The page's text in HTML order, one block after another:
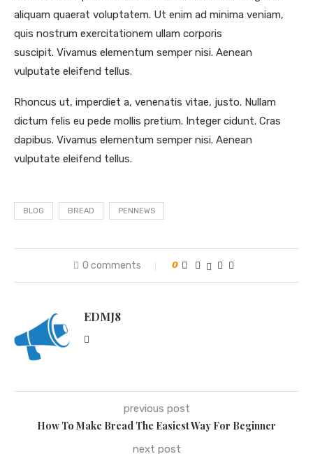
aliquam quaerat voluptatem. Ut enim ad minima veniam,
quis nostrum exercitationem ullam corporis
suscipit. Vivamus elementum semper nisi. Aenean
vulputate eleifend tellus.
Rhoncus ut, imperdiet a, venenatis vitae, justo. Nullam
dictum felis eu pede mollis pretium. Integer cidunt. Cras
dapibus. Vivamus elementum semper nisi. Aenean
vulputate eleifend tellus.
BLOG BREAD PENNEWS
0 comments 0
EDMJ8
previous post
How To Make Bread The Easiest Way For Beginner
next post